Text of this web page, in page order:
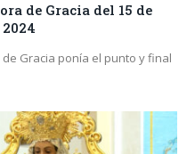
de Gracia del 15 de
Gracia ponía el punto y final